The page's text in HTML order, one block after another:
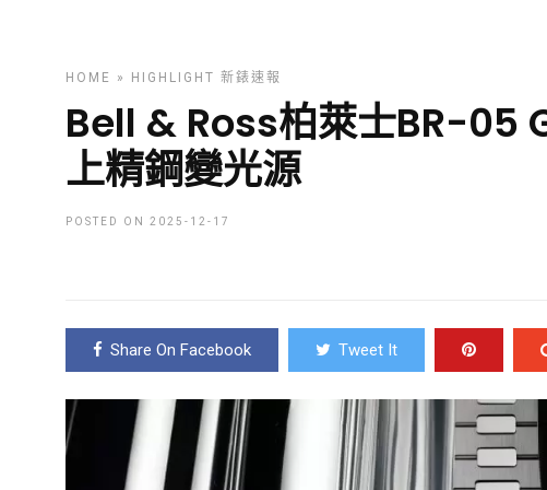
HOME » HIGHLIGHT 新錶速報
Bell & Ross柏萊士BR-05
上精鋼變光源
POSTED ON 2025-12-17
Share On Facebook Tweet It